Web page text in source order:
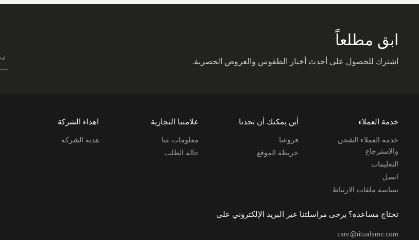
ابق مطلعاً
اشترك للحصول على أحدث أخبار الطقوس والعروض الحصرية.
خدمة العملاء
خدمة العملاء الشحن
والاسترجاع
التعليمات
اتصل
سياسة ملفات الارتباط
أين يمكنك أن تجدنا
فروعنا
خريطة الموقع
علامتنا التجارية
معلومات عنا
حالة الطلب
اهداء الشركة
هدية الشركة
تحتاج مساعدة؟ يرجى مراسلتنا عبر البريد الإلكتروني على
care@ritualsme.com